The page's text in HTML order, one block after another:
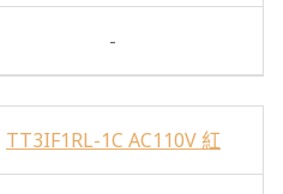
-
TT3IF1RL-1C AC110V 紅